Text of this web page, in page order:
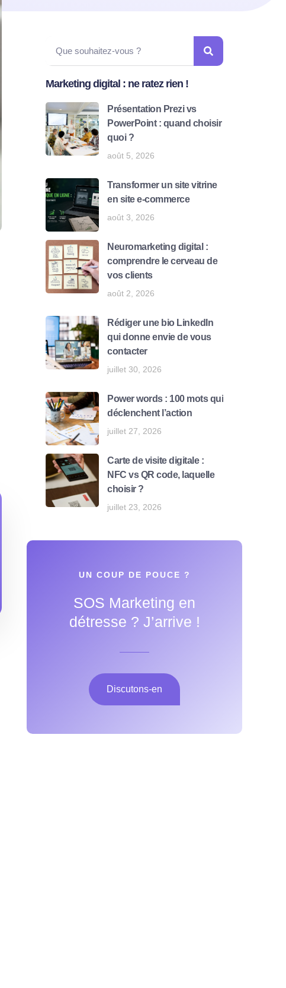
Marketing digital : ne ratez rien !
Présentation Prezi vs
PowerPoint : quand choisir
quoi ?
août 5, 2026
Transformer un site vitrine
en site e-commerce
août 3, 2026
Neuromarketing digital :
comprendre le cerveau de
vos clients
août 2, 2026
Rédiger une bio LinkedIn
qui donne envie de vous
contacter
juillet 30, 2026
Power words : 100 mots qui
déclenchent l’action
juillet 27, 2026
Carte de visite digitale :
NFC vs QR code, laquelle
choisir ?
juillet 23, 2026
UN COUP DE POUCE ?
SOS Marketing en
détresse ? J’arrive !
Discutons-en